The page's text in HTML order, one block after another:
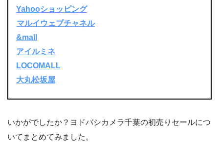
Yahooショッピング
マルイウェブチャネル
&mall
アイルミネ
LOCOMALL
大丸松坂屋
いかがでしたか？ヨドバシカメラ千葉の初売りセールにつ
いてまとめてみました。